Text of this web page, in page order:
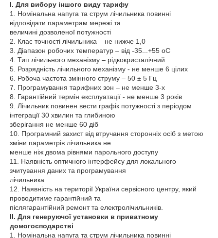
І. Для вибору іншого виду тарифу
1. Номінальна напуга та струм лічильника повинні
відповідати параметрам мережі та
величині дозволеної потужності
2. Клас точності лічильника – не нижче 1,0
3. Діапазон робочих температур – від -35...+55 оС
4. Тип лічильного механізму – рідкокристалічний
5. Розрядність лічильного механізму - не менше 6 цілих
6. Робоча частота змінного струму – 50 ± 5 Гц
7. Програмування тарифних зон – не менше 3-х
8. Гарантійний термін експлуатації - не менше 3 років
9. Лічильник повинен вести графік потужності з періодом
інтеграції 30 хвилин та глибиною
зберігання не менше 60 діб
10. Програмний захист від втручання сторонніх осіб з метою
зміни параметрів лічильника не
менше ніж двома рівнями парольного доступу
11. Наявність оптичного інтерфейсу для локального
зчитування даних та програмування
лічильника
12. Наявність на території України сервісного центру, який
проводитиме гарантійний та
післягарантійний ремонт та електролічильників.
ІІ. Для генеруючої установки в приватному
домогосподарстві
1. Номінальна напуга та струм лічильника повинні